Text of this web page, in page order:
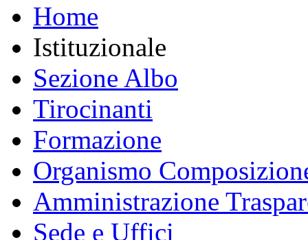
Home
Istituzionale
Sezione Albo
Tirocinanti
Formazione
Organismo
Amministrazione
Sede e Uffici